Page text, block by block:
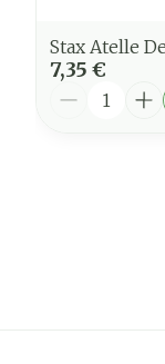
Stax Atelle
7,35 €
Quantité